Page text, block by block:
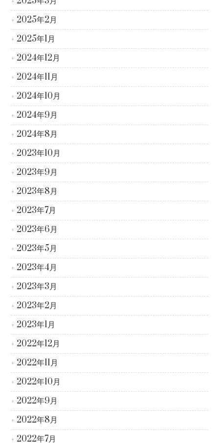
2025年2月
2025年1月
2024年12月
2024年11月
2024年10月
2024年9月
2024年8月
2023年10月
2023年9月
2023年8月
2023年7月
2023年6月
2023年5月
2023年4月
2023年3月
2023年2月
2023年1月
2022年12月
2022年11月
2022年10月
2022年9月
2022年8月
2022年7月